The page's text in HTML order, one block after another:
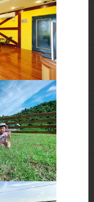
34-5號
泉標章編號 : 157